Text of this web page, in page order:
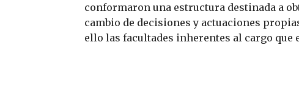
conformaron una estructura destinada a
cambio de decisiones y actuaciones
ello las facultades inherentes al cargo que